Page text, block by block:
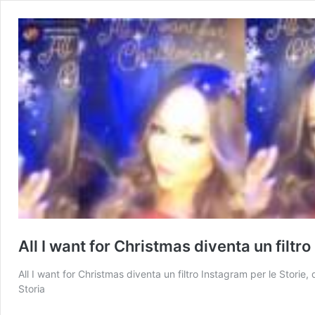
All I want for Christmas diventa un
All I want for Christmas diventa un filtro Instagram per le
Storia